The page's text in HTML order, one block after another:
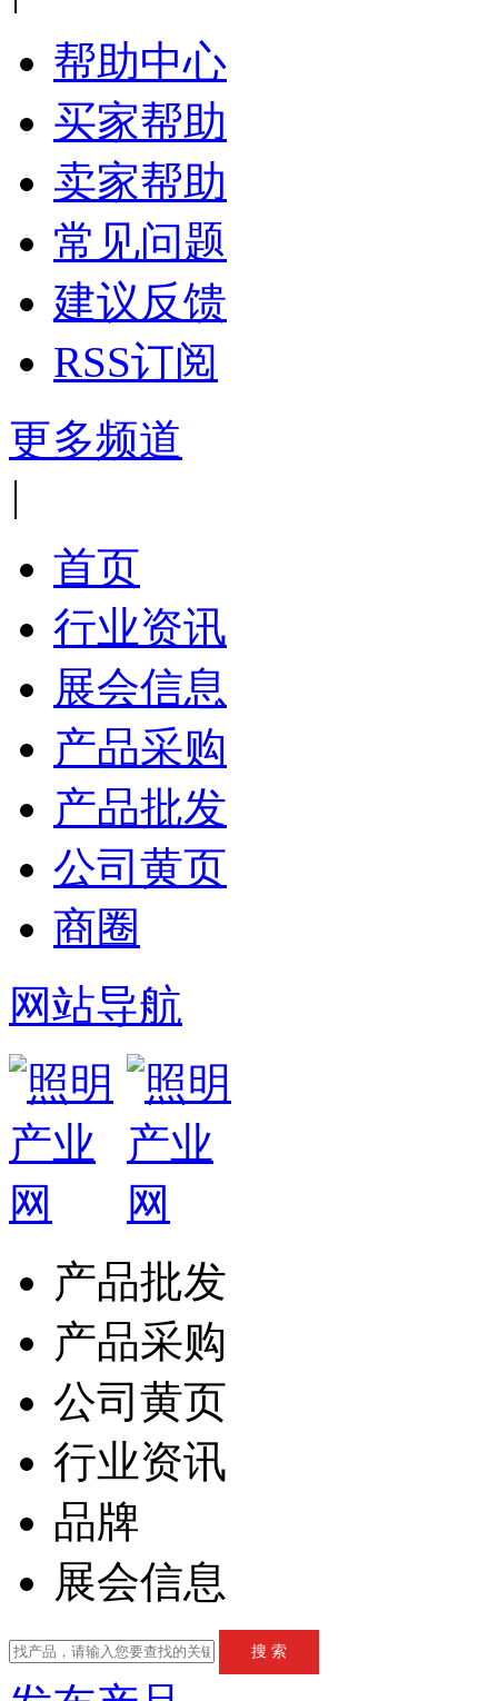
帮助中心
买家帮助
卖家帮助
常见问题
建议反馈
RSS订阅
更多频道
|
首页
行业资讯
展会信息
产品采购
产品批发
公司黄页
商圈
网站导航
产品批发
产品采购
公司黄页
行业资讯
品牌
展会信息